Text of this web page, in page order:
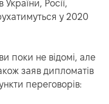
Росії,
у 2020
поки не відомі, але
заяв дипломатів
переговорів: